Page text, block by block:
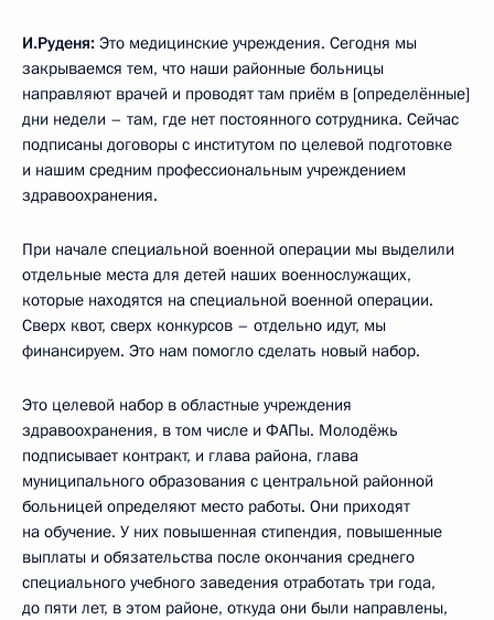
И.Руденя: Это медицинские учреждения. Сегодня мы
закрываемся тем, что наши районные больницы
направляют врачей и проводят там приём в [определённые]
дни недели – там, где нет постоянного сотрудника. Сейчас
подписаны договоры с институтом по целевой подготовке
и нашим средним профессиональным учреждением
здравоохранения.
При начале специальной военной операции мы выделили
отдельные места для детей наших военнослужащих,
которые находятся на специальной военной операции.
Сверх квот, сверх конкурсов – отдельно идут, мы
финансируем. Это нам помогло сделать новый набор.
Это целевой набор в областные учреждения
здравоохранения, в том числе и ФАПы. Молодёжь
подписывает контракт, и глава района, глава
муниципального образования с центральной районной
больницей определяют место работы. Они приходят
на обучение. У них повышенная стипендия, повышенные
выплаты и обязательства после окончания среднего
специального учебного заведения отработать три года,
до пяти лет, в этом районе, откуда они были направлены,